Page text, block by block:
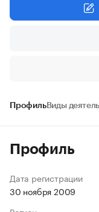
ПрофильВиды
Профиль
Дата регистрации
30 ноября 2009